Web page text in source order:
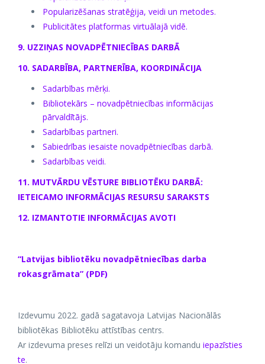
Popularizēšanas stratēģija, veidi un metodes.
Publicitātes platformas virtuālajā vidē.
9. UZZIŅAS NOVADPĒTNIECĪBAS DARBĀ
10. SADARBĪBA, PARTNERĪBA, KOORDINĀCIJA
Sadarbības mērķi.
Bibliotekārs – novadpētniecības informācijas
pārvaldītājs.
Sadarbības partneri.
Sabiedrības iesaiste novadpētniecības darbā.
Sadarbības veidi.
11. MUTVĀRDU VĒSTURE BIBLIOTĒKU DARBĀ:
IETEICAMO INFORMĀCIJAS RESURSU SARAKSTS
12. IZMANTOTIE INFORMĀCIJAS AVOTI
“Latvijas bibliotēku novadpētniecības darba
rokasgrāmata” (PDF)
Izdevumu 2022. gadā sagatavoja Latvijas Nacionālās
bibliotēkas Bibliotēku attīstības centrs.
Ar izdevuma preses relīzi un veidotāju komandu iepazīsties
te.